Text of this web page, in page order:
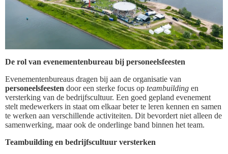
De rol van evenementenbureau bij personeelsfeesten
Evenementenbureaus dragen bij aan de organisatie van
personeelsfeesten door een sterke focus op teambuilding en
versterking van de bedrijfscultuur. Een goed gepland evenement
stelt medewerkers in staat om elkaar beter te leren kennen en samen
te werken aan verschillende activiteiten. Dit bevordert niet alleen de
samenwerking, maar ook de onderlinge band binnen het team.
Teambuilding en bedrijfscultuur versterken